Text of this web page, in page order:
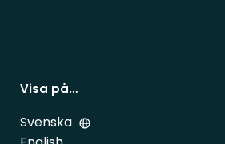
Visa på…
Svenska